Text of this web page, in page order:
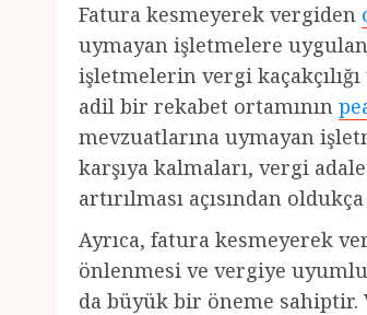
Fatura kesmeyerek vergiden
uymayan işletmelere
işletmelerin vergi
adil bir rekabet ortamının
mevzuatlarına uymayan
karşıya kalmaları, vergi
artırılması açısından
Ayrıca, fatura kesmeyerek
önlenmesi ve vergiye
da büyük bir öneme sahiptir.